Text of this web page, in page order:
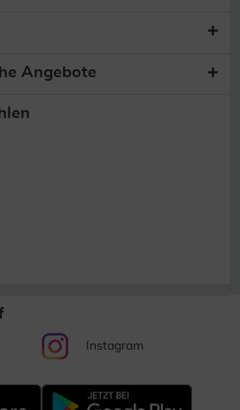
Angebote
Instagram